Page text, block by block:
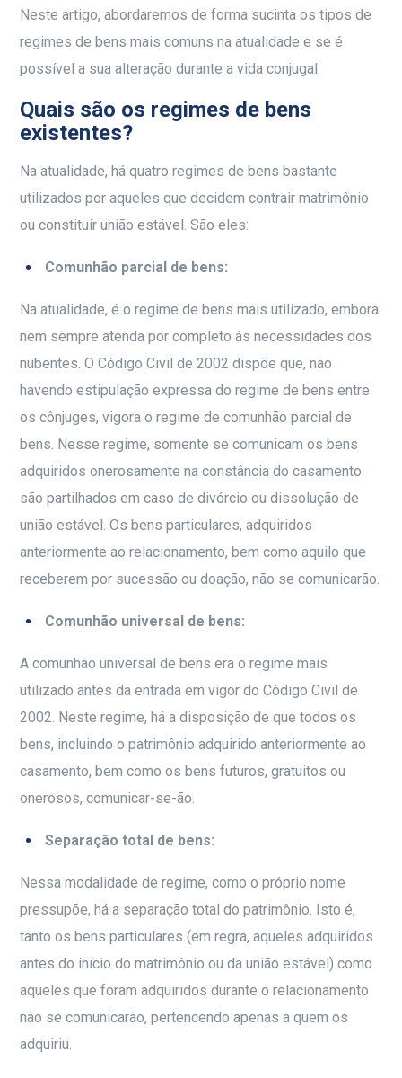
Neste artigo, abordaremos de forma sucinta os tipos de
regimes de bens mais comuns na atualidade e se é
possível a sua alteração durante a vida conjugal.
Quais são os regimes de bens
existentes?
Na atualidade, há quatro regimes de bens bastante
utilizados por aqueles que decidem contrair matrimônio
ou constituir união estável. São eles:
Comunhão parcial de bens:
Na atualidade, é o regime de bens mais utilizado, embora
nem sempre atenda por completo às necessidades dos
nubentes. O Código Civil de 2002 dispõe que, não
havendo estipulação expressa do regime de bens entre
os cônjuges, vigora o regime de comunhão parcial de
bens. Nesse regime, somente se comunicam os bens
adquiridos onerosamente na constância do casamento
são partilhados em caso de divórcio ou dissolução de
união estável. Os bens particulares, adquiridos
anteriormente ao relacionamento, bem como aquilo que
receberem por sucessão ou doação, não se comunicarão.
Comunhão universal de bens:
A comunhão universal de bens era o regime mais
utilizado antes da entrada em vigor do Código Civil de
2002. Neste regime, há a disposição de que todos os
bens, incluindo o patrimônio adquirido anteriormente ao
casamento, bem como os bens futuros, gratuitos ou
onerosos, comunicar-se-ão.
Separação total de bens:
Nessa modalidade de regime, como o próprio nome
pressupõe, há a separação total do patrimônio. Isto é,
tanto os bens particulares (em regra, aqueles adquiridos
antes do início do matrimônio ou da união estável) como
aqueles que foram adquiridos durante o relacionamento
não se comunicarão, pertencendo apenas a quem os
adquiriu.